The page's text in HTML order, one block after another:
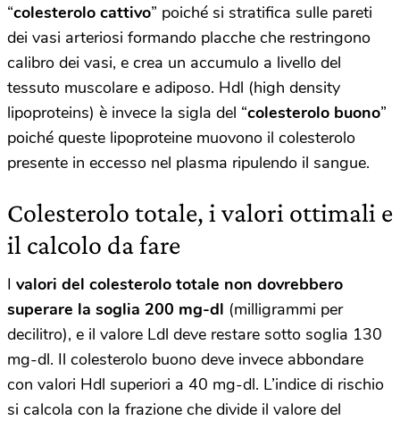
“colesterolo cattivo” poiché si stratifica sulle pareti
dei vasi arteriosi formando placche che restringono
calibro dei vasi, e crea un accumulo a livello del
tessuto muscolare e adiposo. Hdl (high density
lipoproteins) è invece la sigla del “colesterolo buono”
poiché queste lipoproteine muovono il colesterolo
presente in eccesso nel plasma ripulendo il sangue.
Colesterolo totale, i valori ottimali e
il calcolo da fare
I valori del colesterolo totale non dovrebbero
superare la soglia 200 mg-dl (milligrammi per
decilitro), e il valore Ldl deve restare sotto soglia 130
mg-dl. Il colesterolo buono deve invece abbondare
con valori Hdl superiori a 40 mg-dl. L’indice di rischio
si calcola con la frazione che divide il valore del